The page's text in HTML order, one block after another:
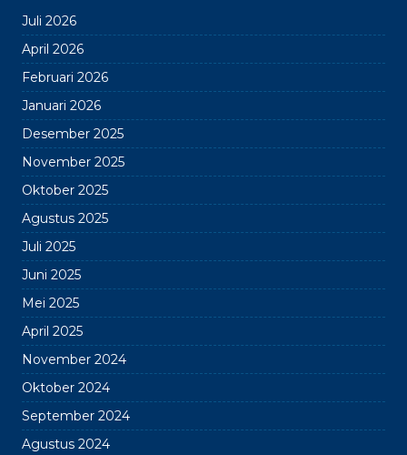
Juli 2026
April 2026
Februari 2026
Januari 2026
Desember 2025
November 2025
Oktober 2025
Agustus 2025
Juli 2025
Juni 2025
Mei 2025
April 2025
November 2024
Oktober 2024
September 2024
Agustus 2024